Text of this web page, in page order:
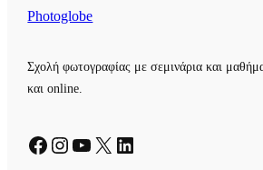
Photoglobe
Σχολή φωτογραφίας με σεμινάρια και
και online.
Facebook
Instagram
YouTube
X Linkedin